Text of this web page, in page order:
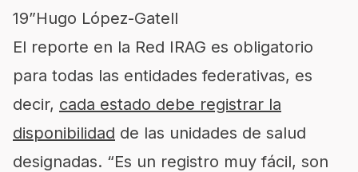
19”Hugo López-Gatell
El reporte en la Red IRAG es obligatorio
para todas las entidades federativas, es
decir, cada estado debe registrar la
disponibilidad de las unidades de salud
designadas. “Es un registro muy fácil, son